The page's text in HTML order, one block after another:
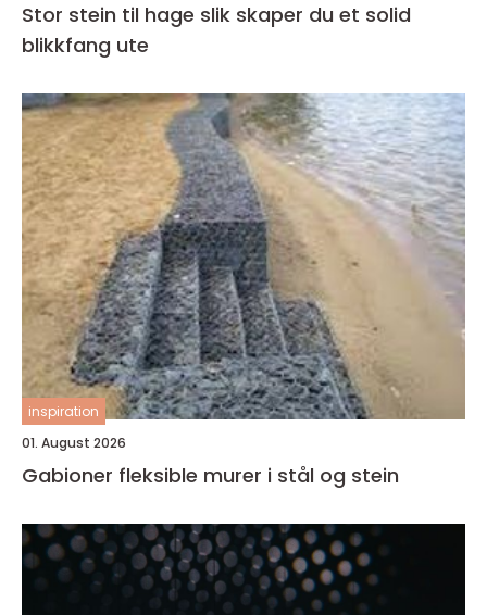
Stor stein til hage slik skaper du et solid
blikkfang ute
inspiration
01. August 2026
Gabioner fleksible murer i stål og stein